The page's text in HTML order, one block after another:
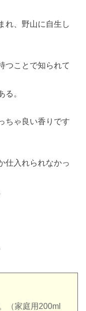
れ、野山に自生し
つことで知られて
る。
ちゃ良い香りです
仕入れられなかっ
。（家庭用200ml